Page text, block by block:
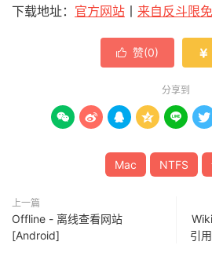
下载地址： 官方网站 来自反斗限免
 赞(0) 
分享到
     
Mac NTFS
上一篇
Offline - 离线查看网站
[Android]
引